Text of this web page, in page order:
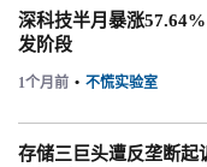
深科技半月暴涨
发阶段
1个月前 • 不慌实验室
存储三巨头遭反垄断